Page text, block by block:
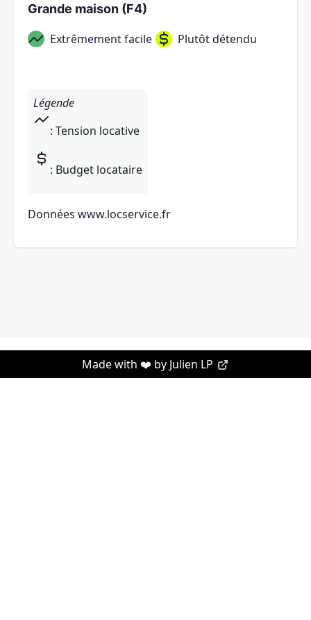
Grande maison (F4)
Extrêmement facile Plutôt détendu
Légende
: Tension locative
: Budget locataire
Données www.locservice.fr
Made with ❤️ by Julien LP